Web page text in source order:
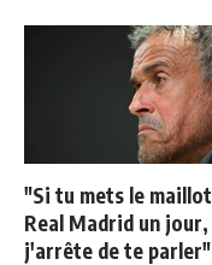
"Si tu mets le
Real Madrid un jour,
j'arrête de te parler"